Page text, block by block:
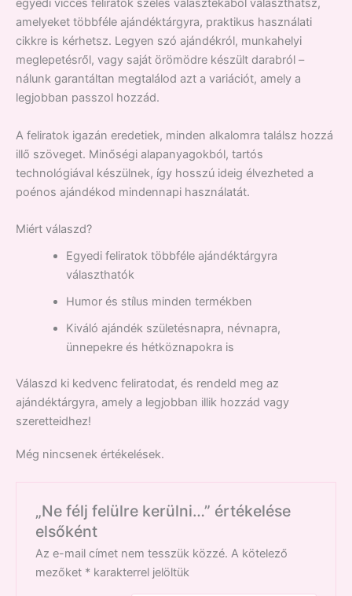
egyedi vicces feliratok széles választékából választhatsz,
amelyeket többféle ajándéktárgyra, praktikus használati
cikkre is kérhetsz. Legyen szó ajándékról, munkahelyi
meglepetésről, vagy saját örömödre készült darabról –
nálunk garantáltan megtalálod azt a variációt, amely a
legjobban passzol hozzád.
A feliratok igazán eredetiek, minden alkalomra találsz hozzá
illő szöveget. Minőségi alapanyagokból, tartós
technológiával készülnek, így hosszú ideig élvezheted a
poénos ajándékod mindennapi használatát.
Miért válaszd?
Egyedi feliratok többféle ajándéktárgyra
választhatók
Humor és stílus minden termékben
Kiváló ajándék születésnapra, névnapra,
ünnepekre és hétköznapokra is
Válaszd ki kedvenc feliratodat, és rendeld meg az
ajándéktárgyra, amely a legjobban illik hozzád vagy
szeretteidhez!
Még nincsenek értékelések.
„Ne félj felülre kerülni…” értékelése
elsőként
Az e-mail címet nem tesszük közzé. A kötelező
mezőket * karakterrel jelöltük